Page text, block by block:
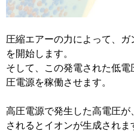
圧縮エアーの力によって、
を開始します。
そして、この発電された低
圧電源を稼働させます。
高圧電源で発生した高電圧
されるとイオンが生成されま